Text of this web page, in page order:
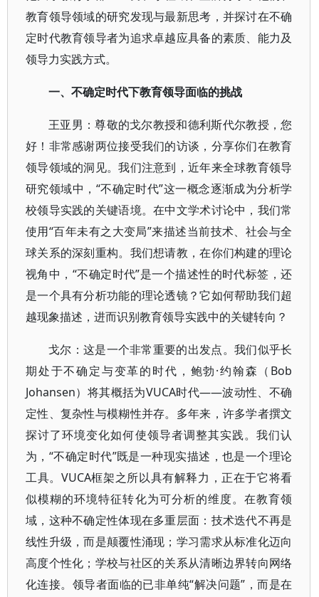
教育领导领域的研究发现与最新思考，并探讨在不确
定时代教育领导者为追求卓越应具备的素质、能力及
领导力实践方式。
一、不确定时代下教育领导面临的挑战
王亚男：尊敬的戈尔教授和德利斯代尔教授，您
好！非常感谢两位接受我们的访谈，分享你们在教育
领导领域的洞见。我们注意到，近年来全球教育领导
研究领域中，“不确定时代”这一概念逐渐成为分析学
校领导实践的关键语境。在中文学术讨论中，我们常
使用“百年未有之大变局”来描述当前技术、社会与全
球关系的深刻重构。我们想请教，在你们构建的理论
视角中，“不确定时代”是一个描述性的时代标签，还
是一个具有分析功能的理论透镜？它如何帮助我们超
越现象描述，进而识别教育领导实践中的关键转向？
戈尔：这是一个非常重要的出发点。我们似乎长
期处于不确定与变革的时代，鲍勃·约翰森（Bob
Johansen）将其概括为VUCA时代——波动性、不确
定性、复杂性与模糊性并存。多年来，许多学者撰文
探讨了环境变化如何使领导者调整其实践。我们认
为，“不确定时代”既是一种现实描述，也是一个理论
工具。VUCA框架之所以具有解释力，正在于它将看
似模糊的环境特征转化为可分析的维度。在教育领
域，这种不确定性体现在多重层面：技术迭代不再是
线性升级，而是颠覆性涌现；学习需求从标准化迈向
高度个性化；学校与社区的关系从清晰边界转向网络
化连接。领导者面临的已非单纯“解决问题”，而是在